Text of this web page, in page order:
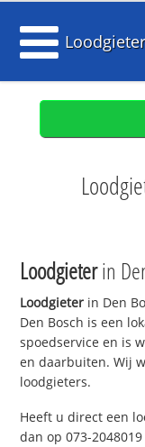
Loodgieterin
Loodgieter in Den
Den Bosch is een
spoedservice en is
en daarbuiten. Wij
loodgieters.
Heeft u direct een
dan op 073-